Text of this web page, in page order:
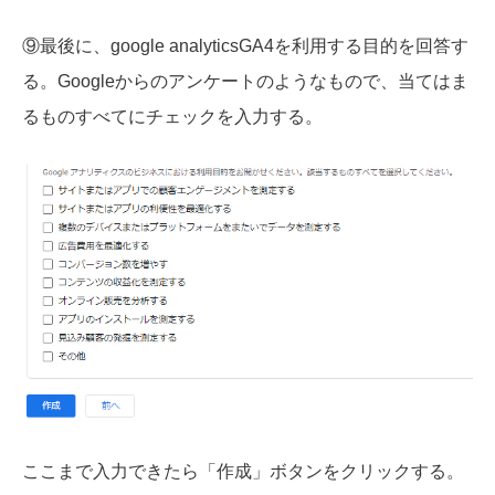
⑨最後に、google analyticsGA4を利用する目的を回答す
る。Googleからのアンケートのようなもので、当てはま
るものすべてにチェックを入力する。
ここまで入力できたら「作成」ボタンをクリックする。